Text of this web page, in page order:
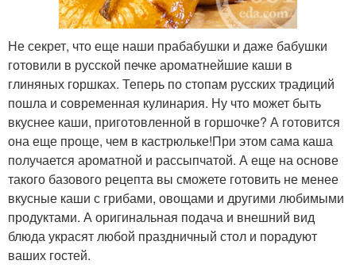
Не секрет, что еще наши прабабушки и даже бабушки
готовили в русской печке ароматнейшие каши в
глиняных горшках. Теперь по стопам русских традиций
пошла и современная кулинария. Ну что может быть
вкуснее каши, приготовленной в горшочке? А готовится
она еще проще, чем в кастрюльке!При этом сама каша
получается ароматной и рассыпчатой. А еще на основе
такого базового рецепта вы сможете готовить не менее
вкусные каши с грибами, овощами и другими любимыми
продуктами. А оригинальная подача и внешний вид
блюда украсят любой праздничный стол и порадуют
ваших гостей.